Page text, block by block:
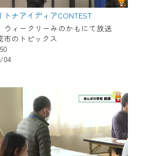
トナアイディアCONTEST
ウィークリーみのかもにて放送
市のトピックス
04